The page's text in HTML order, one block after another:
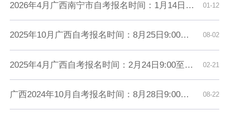
01-12
2026年4月广西南宁市自考报名时间：1月14日9:00至1月28日18:00
08-02
2025年10月广西自考报名时间：8月25日9:00至9月3日18:00
02-21
2025年4月广西自考报名时间：2月24日9:00至3月4日18:00
08-22
广西2024年10月自考报名时间：8月28日9:00至9月6日18:00